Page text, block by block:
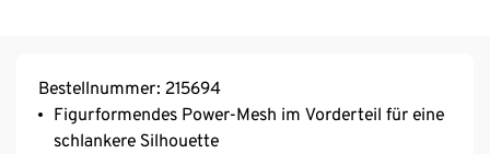
Bestellnummer: 215694
Figurformendes Power-Mesh im Vorderteil für eine
schlankere Silhouette